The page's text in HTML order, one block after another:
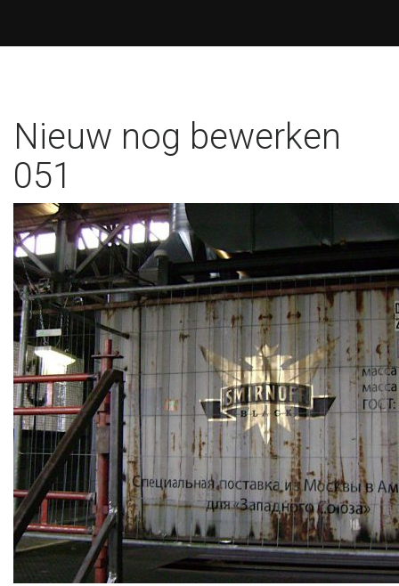
Nieuw nog bewerken
051